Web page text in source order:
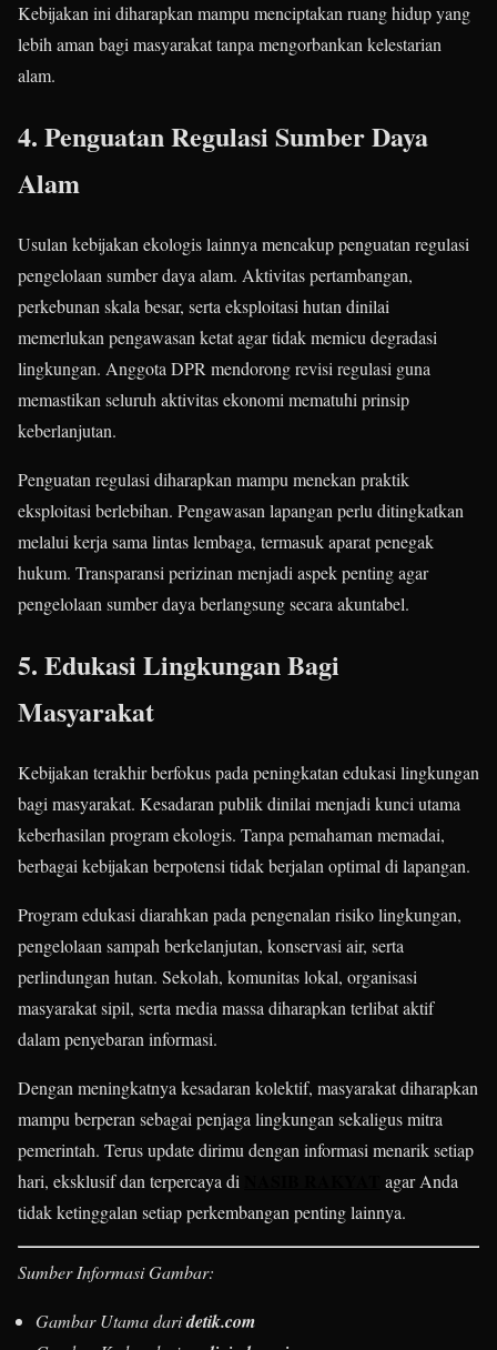
Kebijakan ini diharapkan mampu menciptakan ruang hidup yang
lebih aman bagi masyarakat tanpa mengorbankan kelestarian
alam.
4. Penguatan Regulasi Sumber Daya
Alam
Usulan kebijakan ekologis lainnya mencakup penguatan regulasi
pengelolaan sumber daya alam. Aktivitas pertambangan,
perkebunan skala besar, serta eksploitasi hutan dinilai
memerlukan pengawasan ketat agar tidak memicu degradasi
lingkungan. Anggota DPR mendorong revisi regulasi guna
memastikan seluruh aktivitas ekonomi mematuhi prinsip
keberlanjutan.
Penguatan regulasi diharapkan mampu menekan praktik
eksploitasi berlebihan. Pengawasan lapangan perlu ditingkatkan
melalui kerja sama lintas lembaga, termasuk aparat penegak
hukum. Transparansi perizinan menjadi aspek penting agar
pengelolaan sumber daya berlangsung secara akuntabel.
5. Edukasi Lingkungan Bagi
Masyarakat
Kebijakan terakhir berfokus pada peningkatan edukasi lingkungan
bagi masyarakat. Kesadaran publik dinilai menjadi kunci utama
keberhasilan program ekologis. Tanpa pemahaman memadai,
berbagai kebijakan berpotensi tidak berjalan optimal di lapangan.
Program edukasi diarahkan pada pengenalan risiko lingkungan,
pengelolaan sampah berkelanjutan, konservasi air, serta
perlindungan hutan. Sekolah, komunitas lokal, organisasi
masyarakat sipil, serta media massa diharapkan terlibat aktif
dalam penyebaran informasi.
Dengan meningkatnya kesadaran kolektif, masyarakat diharapkan
mampu berperan sebagai penjaga lingkungan sekaligus mitra
pemerintah. Terus update dirimu dengan informasi menarik setiap
hari, eksklusif dan terpercaya di
agar Anda
tidak ketinggalan setiap perkembangan penting lainnya.
Sumber Informasi Gambar:
Gambar Utama daridetik.com